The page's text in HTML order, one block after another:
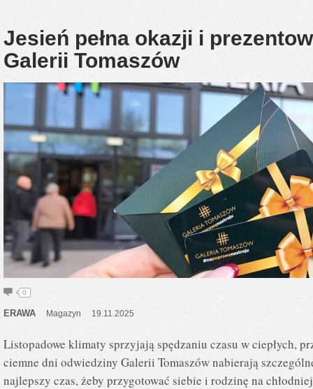
Jesień pełna okazji i
Galerii Tomaszów
0
ERAWA Magazyn 19.11.2025
Listopadowe klimaty sprzyjają spędzaniu czasu w ciepłych,
ciemne dni odwiedziny Galerii Tomaszów nabierają
najlepszy czas, żeby przygotować siebie i rodzinę na